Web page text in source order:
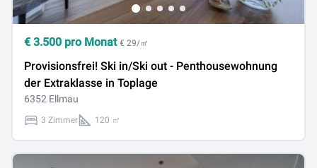
€ 3.500 pro Monat € 29/㎡
Provisionsfrei! Ski in/Ski out - Penthousewohnung
der Extraklasse in Toplage
6352 Ellmau
3 Zimmer 120 ㎡